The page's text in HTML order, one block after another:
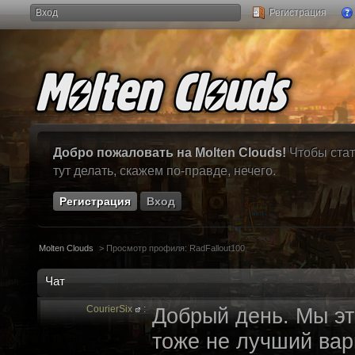
Вход Регистрация
Добро пожаловать на Molten Clouds! Чтобы
тут делать, скажем по-правде, нечего.
Регистрация Вход
Molten Clouds > Просмотр профиля: RadFallout100
Чат
CourierSix : Добрый день. Мы
тоже не лучший